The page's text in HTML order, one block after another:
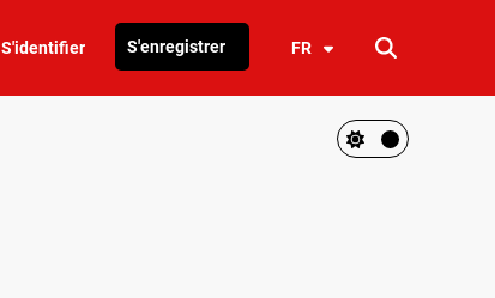
S'identifier S'enregistrer FR